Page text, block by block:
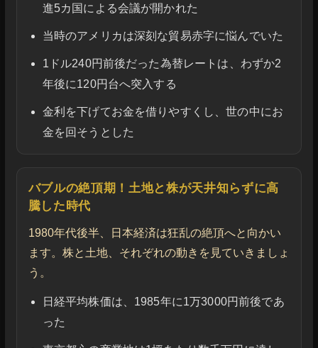
進5カ国による会議が開かれた
当時のアメリカは深刻な貿易赤字に悩んでいた
1ドル240円前後だった為替レートは、わずか2
年後に120円台へ突入する
金利を下げてお金を借りやすくし、世の中にお
金を回そうとした
バブルの絶頂期！土地と株が天井知らずに高
騰した時代
1980年代後半、日本経済は狂乱の絶頂へと向かい
ます。株と土地、それぞれの動きを見ていきましょ
う。
日経平均株価は、1985年に1万3000円前後であ
った